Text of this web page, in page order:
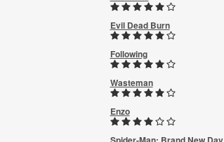
Evil Dead Burn
Following
Wasteman
Enzo